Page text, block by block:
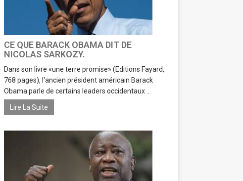
CE QUE BARACK OBAMA DIT DE
NICOLAS SARKOZY.
Dans son livre «une terre promise» (Editions Fayard,
768 pages), l'ancien président américain Barack
Obama parle de certains leaders occidentaux ...
Lire La Suite